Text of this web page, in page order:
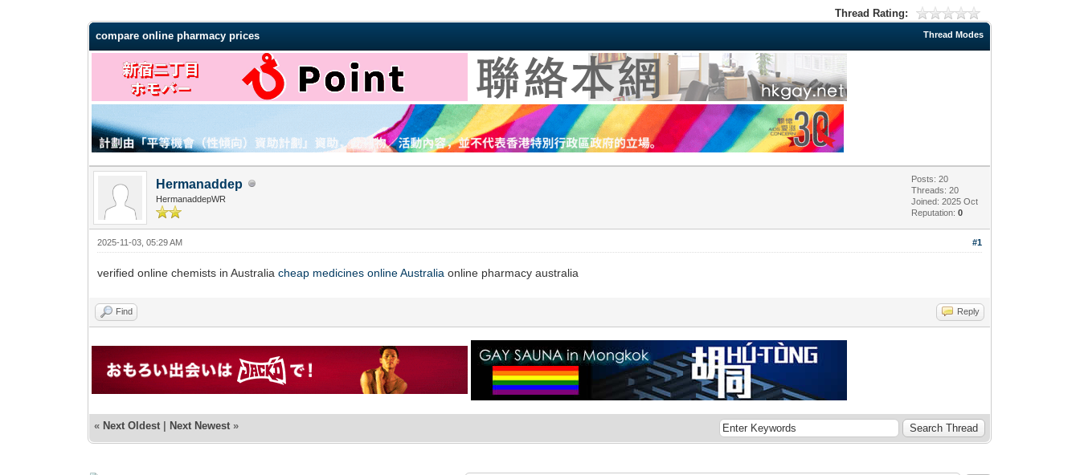
Thread Rating:
Thread Modes
compare online pharmacy prices
Hermanaddep
HermanaddepWR
Posts: 20
Threads: 20
Joined: 2025 Oct
Reputation:0
#1
2025-11-03, 05:29 AM
verified online chemists in Australiacheap medicines online Australia online pharmacy australia
Find Reply
« Next Oldest | Next Newest »